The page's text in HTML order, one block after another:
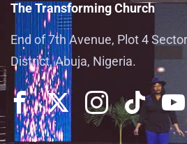
The Transforming Church
End of 7th Avenue, Plot 4
District, Abuja, Nigeria.